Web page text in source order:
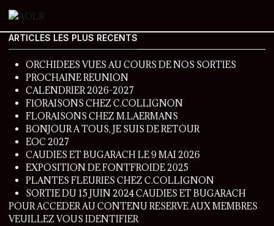
ARTICLES LES PLUS RECENTS
ORCHIDEES VUES AU COURS DE NOS SORTIES
PROCHAINE REUNION
CALENDRIER 2026-2027
FlORAISONS CHEZ C.COLLIGNON
FLORAISONS CHEZ M.LAERMANS
BONJOUR A TOUS, JE SUIS DE RETOUR
EOC 2027
CAUDIES ET BUGARACH LE 9 MAI 2026
EXPOSITION DE FONTFROIDE 2025
PLANTES FLEURIES CHEZ C.COLLIGNON
SORTIE DU 15 JUIN 2024 CAUDIES ET BUGARACH
POUR ACCEDER AU CONTENU RESERVE AUX MEMBRES
VEUILLEZ VOUS IDENTIFIER